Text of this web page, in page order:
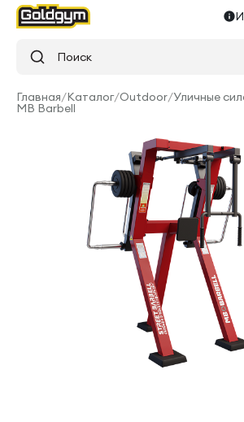
Поиск
Главная/Каталог/Outdoor/Уличные
MB Barbell